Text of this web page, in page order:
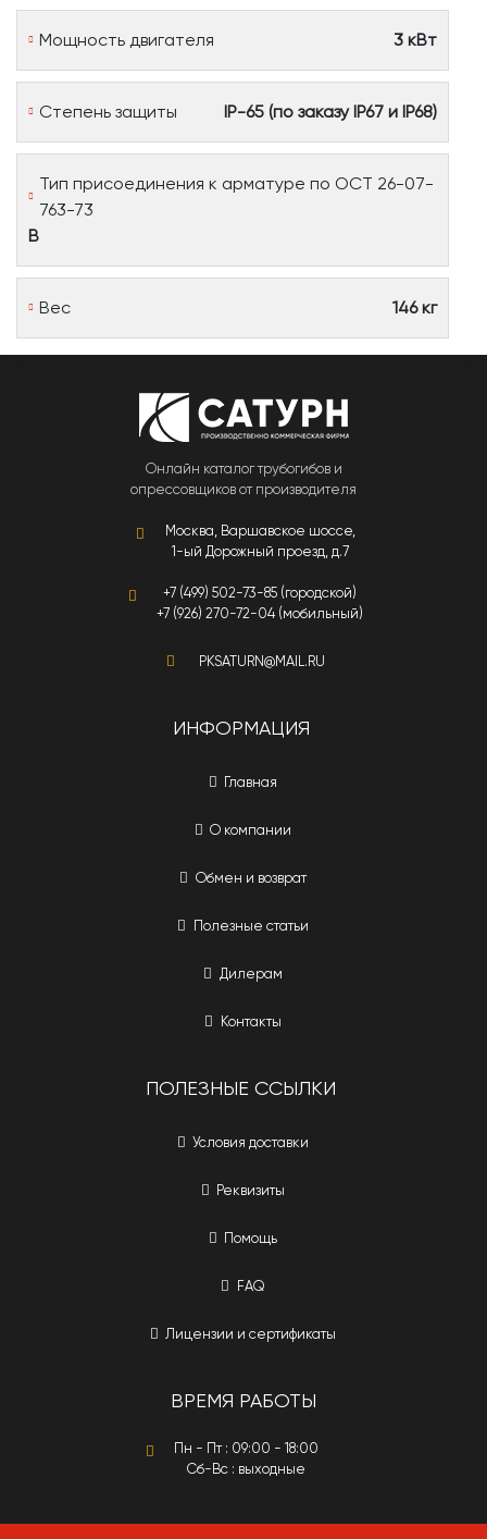
Мощность двигателя 3 кВт
Степень защиты IP-65 (по заказу IP67 и IP68)
Тип присоединения к арматуре по ОСТ 26-07-
763-73
В
Вес 146 кг
Онлайн каталог трубогибов и
опрессовщиков от производителя
Москва, Варшавское шоссе,
1-ый Дорожный проезд, д.7
+7 (499) 502-73-85 (городской)
+7 (926) 270-72-04 (мобильный)
PKSATURN@MAIL.RU
ИНФОРМАЦИЯ
Главная
О компании
Обмен и возврат
Полезные статьи
Дилерам
Контакты
ПОЛЕЗНЫЕ ССЫЛКИ
Условия доставки
Реквизиты
Помощь
FAQ
Лицензии и сертификаты
ВРЕМЯ РАБОТЫ
Пн - Пт : 09:00 - 18:00
Сб-Вс : выходные